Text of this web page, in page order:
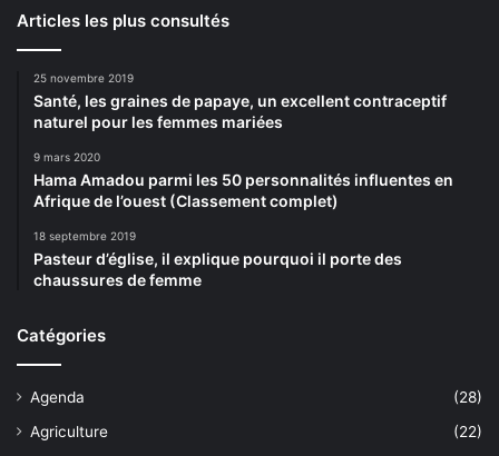
Articles les plus consultés
25 novembre 2019
Santé, les graines de papaye, un excellent contraceptif
naturel pour les femmes mariées
9 mars 2020
Hama Amadou parmi les 50 personnalités influentes en
Afrique de l’ouest (Classement complet)
18 septembre 2019
Pasteur d’église, il explique pourquoi il porte des
chaussures de femme
Catégories
Agenda
(28)
Agriculture
(22)